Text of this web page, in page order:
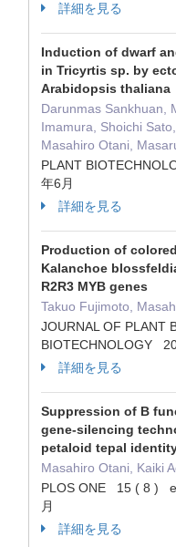
詳細を見る
Induction of dwarf
in Tricyrtis sp. by
Arabidopsis thaliana
Darunmas Sankhuan,
Imamura, Shoichi
Masahiro Otani,
PLANT
年6月
詳細を見る
Production of
Kalanchoe
R2R3 MYB genes
Takuo Fujimoto,
JOURNAL OF PLANT
BIOTECHNOLOGY
詳細を見る
Suppression of B
gene-silencing
petaloid tepal
Masahiro Otani, Kaiki
PLOS ONE 15 ( 8 )
月
詳細を見る